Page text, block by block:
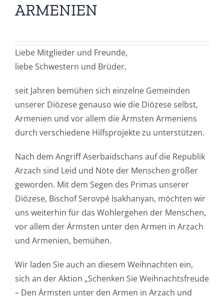
ARMENIEN
Liebe Mitglieder und Freunde,
liebe Schwestern und Brüder,
seit Jahren bemühen sich einzelne Gemeinden
unserer Diözese genauso wie die Diözese selbst,
Armenien und vor allem die Ärmsten Armeniens
durch verschiedene Hilfsprojekte zu unterstützen.
Nach dem Angriff Aserbaidschans auf die Republik
Arzach sind Leid und Nöte der Menschen größer
geworden. Mit dem Segen des Primas unserer
Diözese, Bischof Serovpé Isakhanyan, möchten wir
uns weiterhin für das Wohlergehen der Menschen,
vor allem der Ärmsten unter den Armen in Arzach
und Armenien, bemühen.
Wir laden Sie auch an diesem Weihnachten ein,
sich an der Aktion „Schenken Sie Weihnachtsfreude
– Den Ärmsten unter den Armen in Arzach und